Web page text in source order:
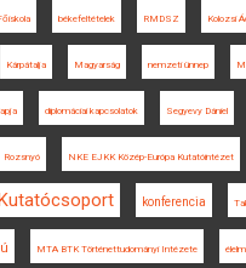
békefeltételek RMDSZ Kolozsi
Kárpátalja Magyarság nemzeti ünnep
diplomáciai kapcsolatok Segyevy Dániel
Rozsnyó NKE EJKK Közép-Európa Kutatóintézet
konferencia
MTA BTK Történettudományi Intézete